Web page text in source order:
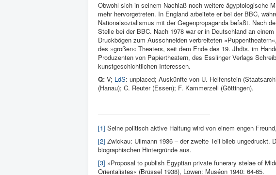
Obwohl sich in seinem Nachlaß noch weitere ägyptologische
mehr hervorgetreten. In England arbeitete er bei der BBC,
Nationalsozialismus mit der Gegenpropaganda befaßt. Nach
Stelle bei der BBC. Nach 1978 war er in Deutschland an
Druckbögen zum Ausschneiden verbreiteten
des »großen« Theaters, seit dem Ende des 19. Jhdts. im
Produzenten von Papiertheatern, des Esslinger Verlags
kunstgeschichtlichen Interessen.
Q: V; LdS: unplaced; Auskünfte von U. Helfenstein
(Hanau); C. Reuter (Essen); F. Kammerzell (Göttingen).
[1] Seine politisch aktive Haltung wird von einem engen
[2] Zwickau: Ullmann 1936 – der zweite Teil blieb
biographischen Hintergründe aus.
[3] »Proposal to publish Egyptian private funerary stelae of
Orientalistes« (Brüssel 1938), Löwen: Muséon 1940: 64-65.